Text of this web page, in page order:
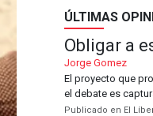
ÚLTIMAS
Obligar a
Jorge Gomez
El proyecto que
el debate es
Publicado en El